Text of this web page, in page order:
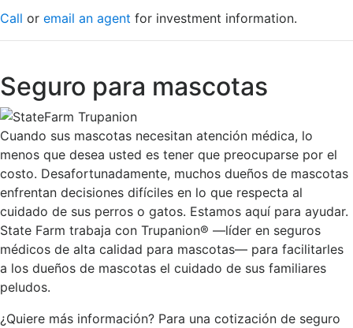
Call or email an agent for investment information.
Seguro para mascotas
Cuando sus mascotas necesitan atención médica, lo
menos que desea usted es tener que preocuparse por el
costo. Desafortunadamente, muchos dueños de mascotas
enfrentan decisiones difíciles en lo que respecta al
cuidado de sus perros o gatos. Estamos aquí para ayudar.
State Farm trabaja con Trupanion® —líder en seguros
médicos de alta calidad para mascotas— para facilitarles
a los dueños de mascotas el cuidado de sus familiares
peludos.
¿Quiere más información? Para una cotización de seguro